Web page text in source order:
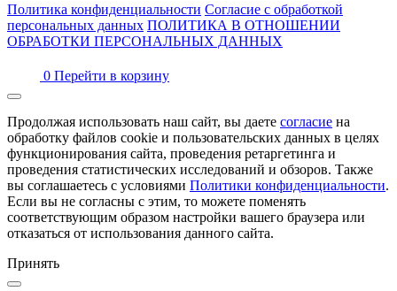
Политика конфиденциальности Согласие с обработкой
персональных данных ПОЛИТИКА В ОТНОШЕНИИ
ОБРАБОТКИ ПЕРСОНАЛЬНЫХ ДАННЫХ
0 Перейти в корзину
Продолжая использовать наш сайт, вы даете согласие на
обработку файлов cookie и пользовательских данных в целях
функционирования сайта, проведения ретаргетинга и
проведения статистических исследований и обзоров. Также
вы соглашаетесь с условиями Политики конфиденциальности.
Если вы не согласны с этим, то можете поменять
соответствующим образом настройки вашего браузера или
отказаться от использования данного сайта.
Принять